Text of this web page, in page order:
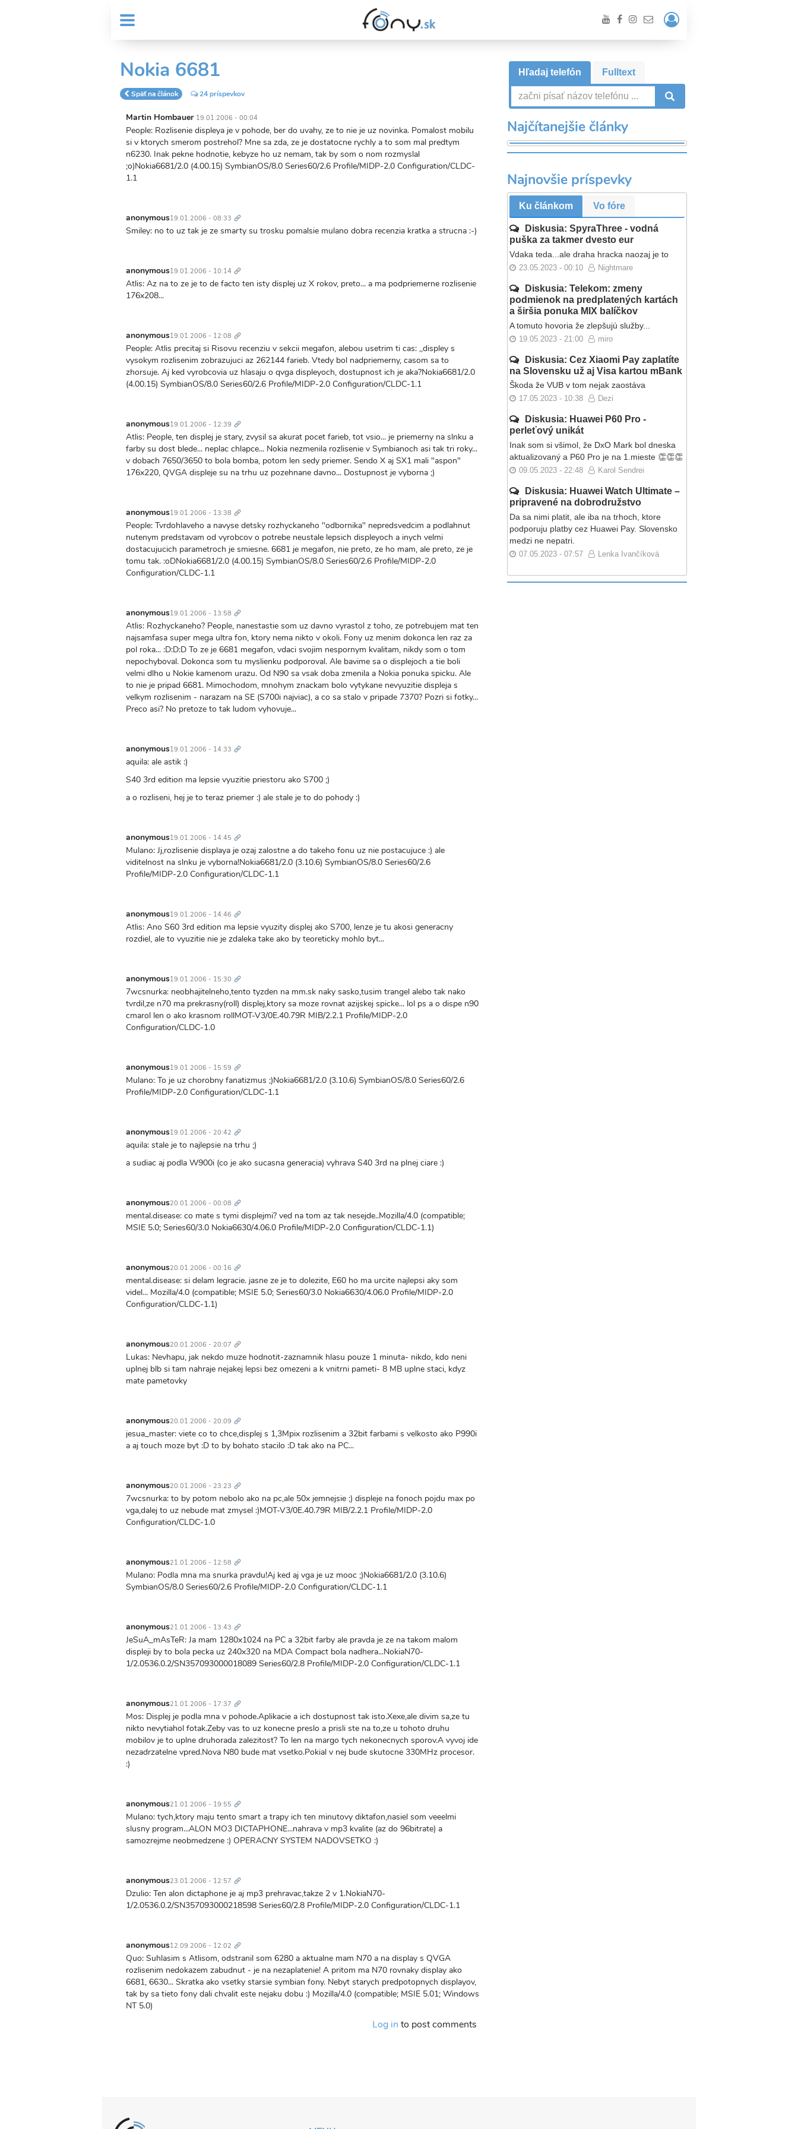
MENU
Header
menu
User
account
Prihlásiť
/
Registrácia
Nokia 6681
Späť na článok 24 príspevkov
Martin Hombauer 19.01.2006 - 00:04
People: Rozlisenie displeya je v pohode, ber do uvahy, ze to nie je uz novinka. Pomalost mobilu
si v ktorych smerom postrehol? Mne sa zda, ze je dostatocne rychly a to som mal predtym
n6230. Inak pekne hodnotie, kebyze ho uz nemam, tak by som o nom rozmyslal
;o)Nokia6681/2.0 (4.00.15) SymbianOS/8.0 Series60/2.6 Profile/MIDP-2.0 Configuration/CLDC-
1.1
anonymous19.01.2006 - 08:33 odkaz
Smiley: no to uz tak je ze smarty su trosku pomalsie mulano dobra recenzia kratka a strucna :-)
anonymous19.01.2006 - 10:14 odkaz
Atlis: Az na to ze je to de facto ten isty displej uz X rokov, preto... a ma podpriemerne rozlisenie
176x208...
anonymous19.01.2006 - 12:08 odkaz
People: Atlis precitaj si Risovu recenziu v sekcii megafon, alebou usetrim ti cas: ,,displey s
vysokym rozlisenim zobrazujuci az 262144 farieb. Vtedy bol nadpriemerny, casom sa to
zhorsuje. Aj ked vyrobcovia uz hlasaju o qvga displeyoch, dostupnost ich je aka?Nokia6681/2.0
(4.00.15) SymbianOS/8.0 Series60/2.6 Profile/MIDP-2.0 Configuration/CLDC-1.1
anonymous19.01.2006 - 12:39 odkaz
Atlis: People, ten displej je stary, zvysil sa akurat pocet farieb, tot vsio... je priemerny na slnku a
farby su dost blede... neplac chlapce... Nokia nezmenila rozlisenie v Symbianoch asi tak tri roky...
v dobach 7650/3650 to bola bomba, potom len sedy priemer. Sendo X aj SX1 mali "aspon"
176x220, QVGA displeje su na trhu uz pozehnane davno... Dostupnost je vyborna ;)
anonymous19.01.2006 - 13:38 odkaz
People: Tvrdohlaveho a navyse detsky rozhyckaneho "odbornika" nepredsvedcim a podlahnut
nutenym predstavam od vyrobcov o potrebe neustale lepsich displeyoch a inych velmi
dostacujucich parametroch je smiesne. 6681 je megafon, nie preto, ze ho mam, ale preto, ze je
tomu tak. :oDNokia6681/2.0 (4.00.15) SymbianOS/8.0 Series60/2.6 Profile/MIDP-2.0
Configuration/CLDC-1.1
anonymous19.01.2006 - 13:58 odkaz
Atlis: Rozhyckaneho? People, nanestastie som uz davno vyrastol z toho, ze potrebujem mat ten
najsamfasa super mega ultra fon, ktory nema nikto v okoli. Fony uz menim dokonca len raz za
pol roka... :D:D:D To ze je 6681 megafon, vdaci svojim nespornym kvalitam, nikdy som o tom
nepochyboval. Dokonca som tu myslienku podporoval. Ale bavime sa o displejoch a tie boli
velmi dlho u Nokie kamenom urazu. Od N90 sa vsak doba zmenila a Nokia ponuka spicku. Ale
to nie je pripad 6681. Mimochodom, mnohym znackam bolo vytykane nevyuzitie displeja s
velkym rozlisenim - narazam na SE (S700i najviac), a co sa stalo v pripade 7370? Pozri si fotky...
Preco asi? No pretoze to tak ludom vyhovuje...
anonymous19.01.2006 - 14:33 odkaz
aquila: ale astik :)
S40 3rd edition ma lepsie vyuzitie priestoru ako S700 ;)
a o rozliseni, hej je to teraz priemer :) ale stale je to do pohody :)
anonymous19.01.2006 - 14:45 odkaz
Mulano: Jj,rozlisenie displaya je ozaj zalostne a do takeho fonu uz nie postacujuce :) ale
viditelnost na slnku je vyborna!Nokia6681/2.0 (3.10.6) SymbianOS/8.0 Series60/2.6
Profile/MIDP-2.0 Configuration/CLDC-1.1
anonymous19.01.2006 - 14:46 odkaz
Atlis: Ano S60 3rd edition ma lepsie vyuzity displej ako S700, lenze je tu akosi generacny
rozdiel, ale to vyuzitie nie je zdaleka take ako by teoreticky mohlo byt...
anonymous19.01.2006 - 15:30 odkaz
7wcsnurka: neobhajitelneho,tento tyzden na mm.sk naky sasko,tusim trangel alebo tak nako
tvrdil,ze n70 ma prekrasny(roll) displej,ktory sa moze rovnat azijskej spicke... lol ps a o dispe n90
cmarol len o ako krasnom rollMOT-V3/0E.40.79R MIB/2.2.1 Profile/MIDP-2.0
Configuration/CLDC-1.0
anonymous19.01.2006 - 15:59 odkaz
Mulano: To je uz chorobny fanatizmus ;)Nokia6681/2.0 (3.10.6) SymbianOS/8.0 Series60/2.6
Profile/MIDP-2.0 Configuration/CLDC-1.1
anonymous19.01.2006 - 20:42 odkaz
aquila: stale je to najlepsie na trhu ;)
a sudiac aj podla W900i (co je ako sucasna generacia) vyhrava S40 3rd na plnej ciare :)
anonymous20.01.2006 - 00:08 odkaz
mental.disease: co mate s tymi displejmi? ved na tom az tak nesejde..Mozilla/4.0 (compatible;
MSIE 5.0; Series60/3.0 Nokia6630/4.06.0 Profile/MIDP-2.0 Configuration/CLDC-1.1)
anonymous20.01.2006 - 00:16 odkaz
mental.disease: si delam legracie. jasne ze je to dolezite, E60 ho ma urcite najlepsi aky som
videl... Mozilla/4.0 (compatible; MSIE 5.0; Series60/3.0 Nokia6630/4.06.0 Profile/MIDP-2.0
Configuration/CLDC-1.1)
anonymous20.01.2006 - 20:07 odkaz
Lukas: Nevhapu, jak nekdo muze hodnotit-zaznamnik hlasu pouze 1 minuta- nikdo, kdo neni
uplnej blb si tam nahraje nejakej lepsi bez omezeni a k vnitrni pameti- 8 MB uplne staci, kdyz
mate pametovky
anonymous20.01.2006 - 20:09 odkaz
jesua_master: viete co to chce,displej s 1,3Mpix rozlisenim a 32bit farbami s velkosto ako P990i
a aj touch moze byt :D to by bohato stacilo :D tak ako na PC...
anonymous20.01.2006 - 23:23 odkaz
7wcsnurka: to by potom nebolo ako na pc,ale 50x jemnejsie ;) displeje na fonoch pojdu max po
vga,dalej to uz nebude mat zmysel :)MOT-V3/0E.40.79R MIB/2.2.1 Profile/MIDP-2.0
Configuration/CLDC-1.0
anonymous21.01.2006 - 12:58 odkaz
Mulano: Podla mna ma snurka pravdu!Aj ked aj vga je uz mooc ;)Nokia6681/2.0 (3.10.6)
SymbianOS/8.0 Series60/2.6 Profile/MIDP-2.0 Configuration/CLDC-1.1
anonymous21.01.2006 - 13:43 odkaz
JeSuA_mAsTeR: Ja mam 1280x1024 na PC a 32bit farby ale pravda je ze na takom malom
displeji by to bola pecka uz 240x320 na MDA Compact bola nadhera...NokiaN70-
1/2.0536.0.2/SN357093000018089 Series60/2.8 Profile/MIDP-2.0 Configuration/CLDC-1.1
anonymous21.01.2006 - 17:37 odkaz
Mos: Displej je podla mna v pohode.Aplikacie a ich dostupnost tak isto.Xexe,ale divim sa,ze tu
nikto nevytiahol fotak.Zeby vas to uz konecne preslo a prisli ste na to,ze u tohoto druhu
mobilov je to uplne druhorada zalezitost? To len na margo tych nekonecnych sporov.A vyvoj ide
nezadrzatelne vpred.Nova N80 bude mat vsetko.Pokial v nej bude skutocne 330MHz procesor.
:)
anonymous21.01.2006 - 19:55 odkaz
Mulano: tych,ktory maju tento smart a trapy ich ten minutovy diktafon,nasiel som veeelmi
slusny program...ALON MO3 DICTAPHONE...nahrava v mp3 kvalite (az do 96bitrate) a
samozrejme neobmedzene :) OPERACNY SYSTEM NADOVSETKO :)
anonymous23.01.2006 - 12:57 odkaz
Dzulio: Ten alon dictaphone je aj mp3 prehravac,takze 2 v 1.NokiaN70-
1/2.0536.0.2/SN357093000218598 Series60/2.8 Profile/MIDP-2.0 Configuration/CLDC-1.1
anonymous12.09.2006 - 12:02 odkaz
Quo: Suhlasim s Atlisom, odstranil som 6280 a aktualne mam N70 a na display s QVGA
rozlisenim nedokazem zabudnut - je na nezaplatenie! A pritom ma N70 rovnaky display ako
6681, 6630... Skratka ako vsetky starsie symbian fony. Nebyt starych predpotopnych displayov,
tak by sa tieto fony dali chvalit este nejaku dobu :) Mozilla/4.0 (compatible; MSIE 5.01; Windows
NT 5.0)
Log in to post comments
Hľadaj telefón Fulltext
Najčítanejšie články
Najnovšie príspevky
Ku článkom Vo fóre
Diskusia: SpyraThree - vodná
puška za takmer dvesto eur
Vdaka teda...ale draha hracka naozaj je to
23.05.2023 - 00:10 Nightmare
Diskusia: Telekom: zmeny
podmienok na predplatených kartách
a širšia ponuka MIX balíčkov
A tomuto hovoria že zlepšujú služby...
19.05.2023 - 21:00 miro
Diskusia: Cez Xiaomi Pay zaplatíte
na Slovensku už aj Visa kartou mBank
Škoda že VUB v tom nejak zaostáva
17.05.2023 - 10:38 Dezi
Diskusia: Huawei P60 Pro -
perleťový unikát
Inak som si všimol, že DxO Mark bol dneska
aktualizovaný a P60 Pro je na 1.mieste 👏👏👏
09.05.2023 - 22:48 Karol Sendrei
Diskusia: Huawei Watch Ultimate –
pripravené na dobrodružstvo
Da sa nimi platit, ale iba na trhoch, ktore
podporuju platby cez Huawei Pay. Slovensko
medzi ne nepatri.
07.05.2023 - 07:57 Lenka Ivančíková